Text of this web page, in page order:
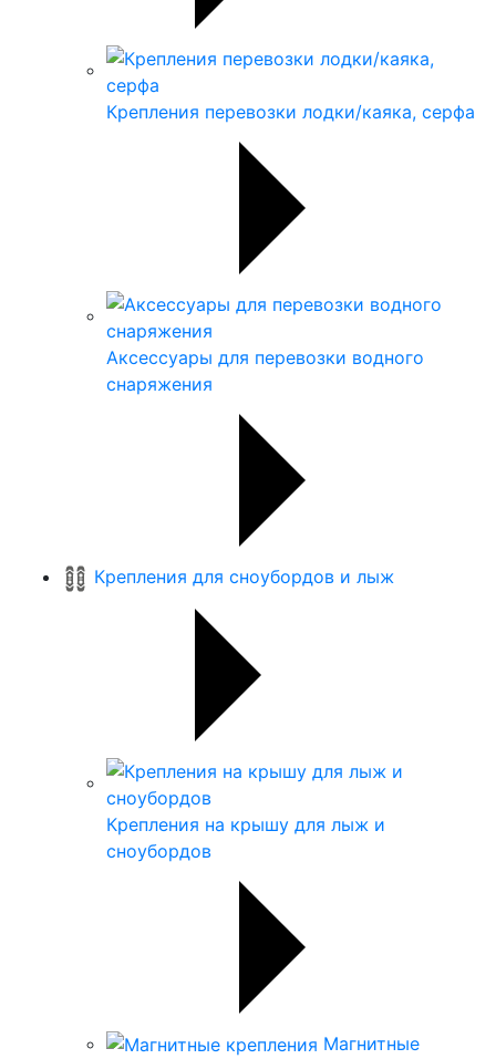
Крепления перевозки лодки/каяка, серфа
Аксессуары для перевозки водного
снаряжения
Крепления для сноубордов и лыж
Крепления на крышу для лыж и
сноубордов
Магнитные